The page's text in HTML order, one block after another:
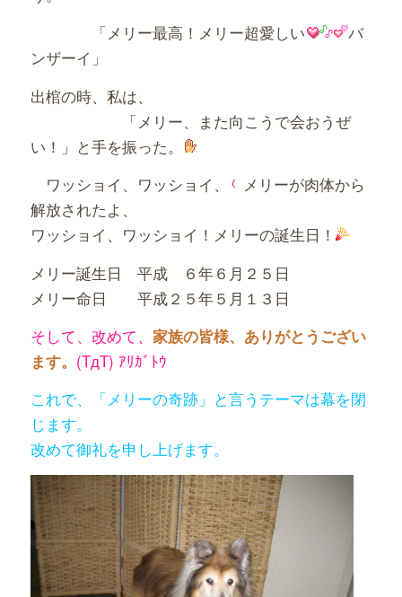
「メリー最高！メリー超愛しい
バ
ンザーイ」
出棺の時、私は、
「メリー、また向こうで会おうぜ
い！」と手を振った。
ワッショイ、ワッショイ、
メリーが肉体から
解放されたよ、
ワッショイ、ワッショイ！メリーの誕生日！
メリー誕生日 平成 ６年６月２５日
メリー命日 平成２５年５月１３日
そして、改めて、 家族の皆様、ありがとうござい
ます。 (TдT) ｱﾘｶﾞﾄｳ
これで、「メリーの奇跡」と言うテーマは幕を閉
じます。
改めて御礼を申し上げます。